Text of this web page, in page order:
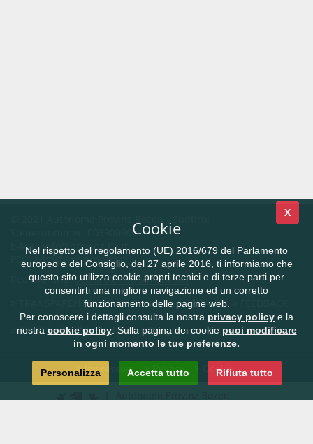
Steuernummer: 00390090215
E-Mail info@provinz.bz.it
PEC:adm@pec.prov.bz.it
Realisierung:Südtiroler Informatik AG
TRANSPARENTE VERWALTUNG
KONTAKT
CIVIS.bz.it - Das Südtiroler Bürgernetz
Impressum Privacy Cookie
X
Cookie
Nel rispetto del regolamento (UE) 2016/679 del Parlamento
europeo e del Consiglio, del 27 aprile 2016, ti informiamo che
questo sito utilizza cookie propri tecnici e di terze parti per
consentirti una migliore navigazione ed un corretto
funzionamento delle pagine web.
Per conoscere i dettagli consulta la nostra privacy policy e la
nostra cookie policy. Sulla pagina dei cookie puoi modificare
in ogni momento le tue preferenze.
Personalizza Accetta tutto Rifiuta tutto